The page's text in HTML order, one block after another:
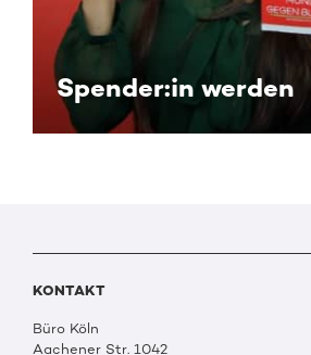
Spender:in werden
KONTAKT
Büro Köln
Aachener Str. 1042